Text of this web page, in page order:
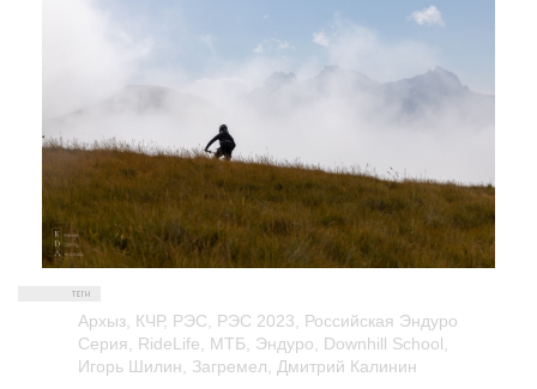
Архыз КЧР, РЭС РЭС 2023
Российская Эндуро
Серия
RideLife МТБ Эндуро Downhill School
Игорь Шилин
Загремел Дмитрий Калинин